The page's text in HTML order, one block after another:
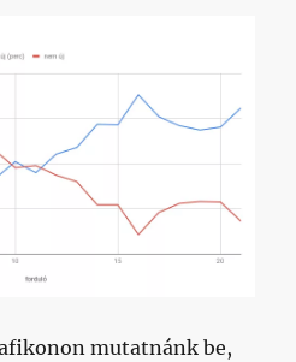
mutatnánk be,